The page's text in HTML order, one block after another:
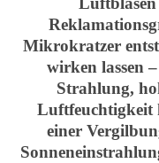
Mikrokratzer
wirken lassen
Strahlung,
Luftfeuchtigkeit
einer